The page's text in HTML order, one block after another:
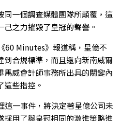
同一個調查媒體團隊所顛覆，這
之力摧毀了皇冠的聲譽。
60 Minutes》報道稱，星億不
合規標準，而且還向新南威爾
威會計師事務所出具的關鍵內
些指控。
一事件，將決定著星億公司未
用了與皇冠相同的激進策略進